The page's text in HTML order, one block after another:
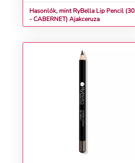
Hasonlók, mint RyBella Lip Pencil (30
- CABERNET) Ajakceruza